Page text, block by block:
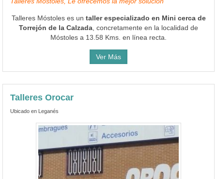
Talleres Móstoles es un taller especializado en Mini cerca de
Torrejón de la Calzada , concretamente en la localidad de
Móstoles a 13.58 Kms. en línea recta.
Ver Más
Talleres Orocar
Ubicado en Leganés